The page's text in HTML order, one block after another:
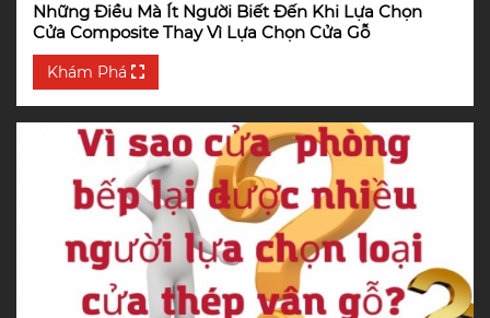
Những Điều Mà Ít Người Biết Đến Khi Lựa Chọn
Cửa Composite Thay Vì Lựa Chọn Cửa Gỗ
Khám Phá